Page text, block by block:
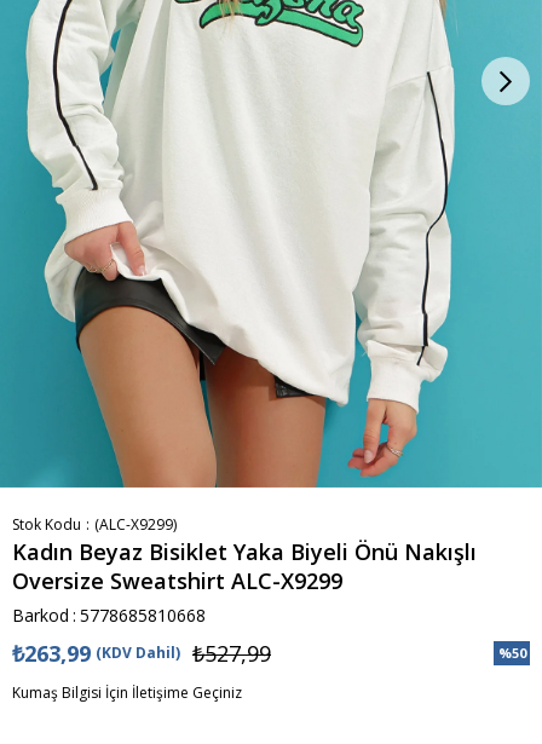
Stok Kodu (ALC-X9299)
Kadın Beyaz Bisiklet Yaka Biyeli Önü Nakışlı
Oversize Sweatshirt ALC-X9299
Barkod : 5778685810668
%50
₺527,99
₺263,99 (KDV Dahil)
Kumaş Bilgisi İçin İletişime Geçiniz